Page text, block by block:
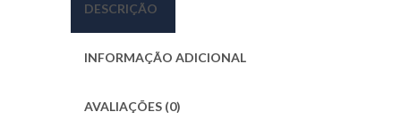
DESCRIÇÃO
INFORMAÇÃO ADICIONAL
AVALIAÇÕES (0)